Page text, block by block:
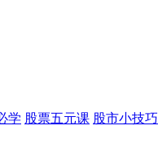
学 股票五元课 股市小技巧